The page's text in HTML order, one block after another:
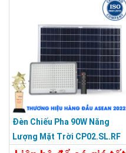
Đèn Chiếu Pha 90W Năng
Lượng Mặt Trời CP02.SL.RF
90W